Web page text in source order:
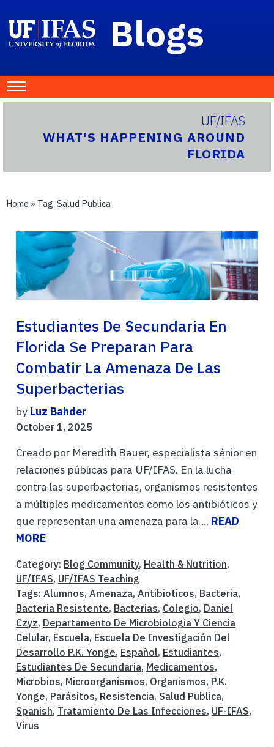
Blogs
UF/IFAS
WHAT'S HAPPENING AROUND
FLORIDA
Home » Tag: Salud Publica
Estudiantes De Secundaria En
Florida Se Preparan Para
Combatir La Amenaza De Las
Superbacterias
by Luz Bahder
October 1, 2025
Creado por Meredith Bauer, especialista sénior en
relaciones públicas para UF/IFAS. En la lucha
contra las superbacterias, organismos resistentes
a múltiples medicamentos como los antibióticos y
que representan una amenaza para la ... READ
MORE
Category: Blog Community, Health & Nutrition,
UF/IFAS, UF/IFAS Teaching
Tags: Alumnos, Amenaza, Antibioticos, Bacteria,
Bacteria Resistente, Bacterias, Colegio, Daniel
Czyz, Departamento De Microbiología Y Ciencia
Celular, Escuela, Escuela De Investigación Del
Desarrollo P.K. Yonge, Español, Estudiantes,
Estudiantes De Secundaria, Medicamentos,
Microbios, Microorganismos, Organismos, P.K.
Yonge, Parásitos, Resistencia, Salud Publica,
Spanish, Tratamiento De Las Infecciones, UF-IFAS,
Virus